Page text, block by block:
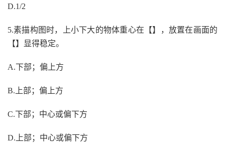
D.1/2
5.素描构图时，上小下大的物体重心在【】，放置在画面的
【】显得稳定。
A.下部；偏上方
B.上部；偏上方
C.下部；中心或偏下方
D.上部；中心或偏下方